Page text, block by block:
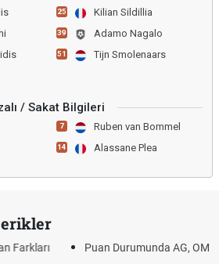
25 Kilian Sildillia
39 Adamo Nagalo
51 Tijn Smolenaars
/ Sakat Bilgileri
7 Ruben van Bommel
14 Alassane Plea
AG, OM ve Diğer Kısaltmalar Ne Anlama